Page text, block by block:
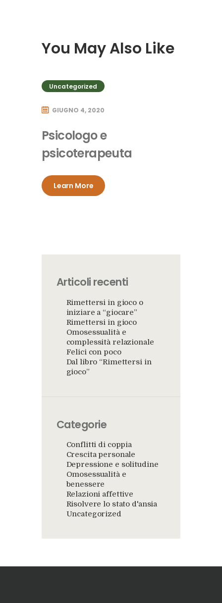
You May Also Like
Uncategorized
GIUGNO 4, 2020
Psicologo e
psicoterapeuta
Learn More
Articoli recenti
Rimettersi in gioco o
iniziare a “giocare”
Rimettersi in gioco
Omosessualità e
complessità relazionale
Felici con poco
Dal libro “Rimettersi in
gioco”
Categorie
Conflitti di coppia
Crescita personale
Depressione e solitudine
Omosessualità e
benessere
Relazioni affettive
Risolvere lo stato d'ansia
Uncategorized